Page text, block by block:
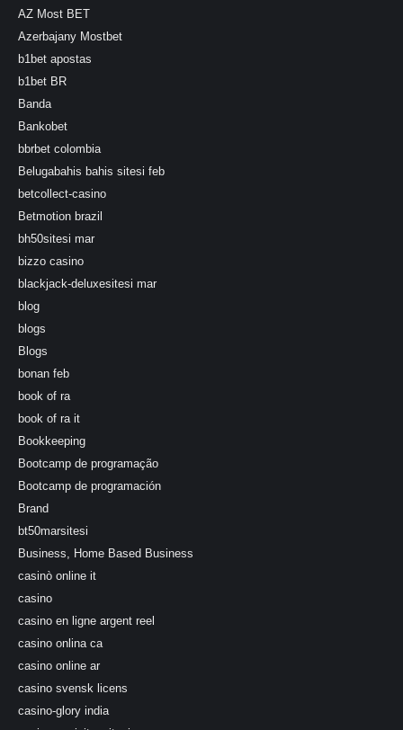
AZ Most BET
Azerbajany Mostbet
b1bet apostas
b1bet BR
Banda
Bankobet
bbrbet colombia
Belugabahis bahis sitesi feb
betcollect-casino
Betmotion brazil
bh50sitesi mar
bizzo casino
blackjack-deluxesitesi mar
blog
blogs
Blogs
bonan feb
book of ra
book of ra it
Bookkeeping
Bootcamp de programação
Bootcamp de programación
Brand
bt50marsitesi
Business, Home Based Business
casinò online it
casino
casino en ligne argent reel
casino onlina ca
casino online ar
casino svensk licens
casino-glory india